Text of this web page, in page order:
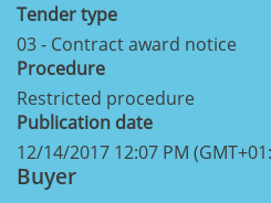
Tender type
03 - Contract award notice
Procedure
Restricted procedure
Publication date
12/14/2017 12:07 PM
Buyer